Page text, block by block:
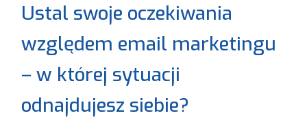
Ustal swoje oczekiwania
względem email marketingu
– w której sytuacji
odnajdujesz siebie?